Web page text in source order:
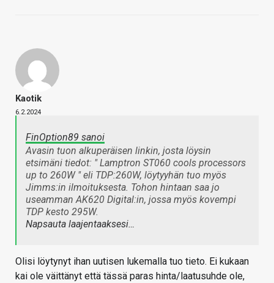
Kaotik
6.2.2024
FinOption89 sanoi
Avasin tuon alkuperäisen linkin, josta löysin
etsimäni tiedot: " Lamptron ST060 cools processors
up to 260W " eli TDP:260W, löytyyhän tuo myös
Jimms:in ilmoituksesta. Tohon hintaan saa jo
useamman AK620 Digital:in, jossa myös kovempi
TDP kesto 295W.
Napsauta laajentaaksesi…
Olisi löytynyt ihan uutisen lukemalla tuo tieto. Ei kukaan
kai ole väittänyt että tässä paras hinta/laatusuhde ole,